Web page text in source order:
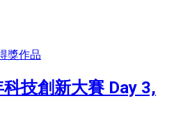
獎作品
技創新大賽 Day 3,